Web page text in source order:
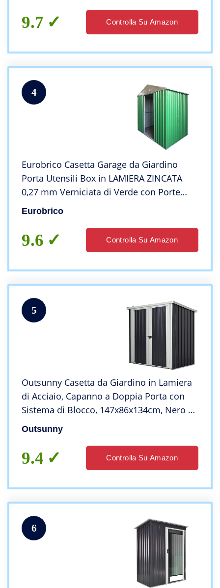
9.7 Controlla Su Amazon
4
Eurobrico Casetta Garage da Giardino
Porta Utensili Box in LAMIERA ZINCATA
0,27 mm Verniciata di Verde con Porte
scorrevoli (XL L267 x P300 x H194)
Eurobrico
9.6 Controlla Su Amazon
5
Outsunny Casetta da Giardino in Lamiera
di Acciaio, Capanno a Doppia Porta con
Sistema di Blocco, 147x86x134cm, Nero e
Bianco
Outsunny
9.4 Controlla Su Amazon
6